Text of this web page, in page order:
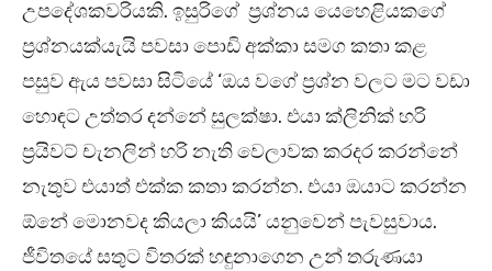
උපදේශකවරියකි. ඉසුරිගේ ප්‍රශ්නය යෙහෙළියකගේ
ප්‍රශ්නයක්යැයි පවසා පොඩි අක්කා සමග කතා කළ
පසුව ඇය පවසා සිටියේ ‘ඔය වගේ ප්‍රශ්න වලට මට වඩා
හොඳට උත්තර දන්නේ සුලක්ෂා. එයා ක්ලිනික් හරි
ප්‍රයි⁣වට් චැනලින් හරි නැති වෙලාවක කරදර කරන්නේ
නැතුව එයාත් එක්ක කතා කරන්න. එයා ඔයාට කරන්න
ඕනේ මොනවද කියලා කියයි’ යනුවෙන් පැවසුවාය.
ජීවිතයේ සතුට විතරක් හඳුනාගෙන උන් තරුණයා